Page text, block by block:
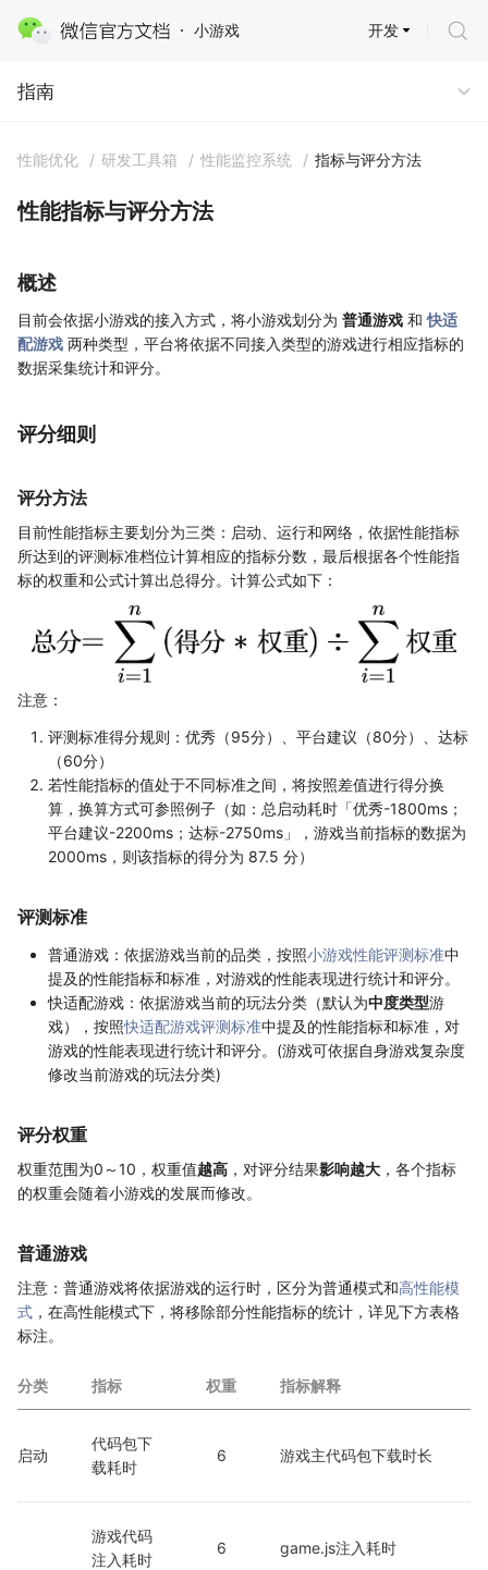
小游戏
指南
开发
指南
性能优化 / 研发工具箱 / 性能监控系统 / 指标与评分方法
性能指标与评分方法
概述
目前会依据小游戏的接入方式，将小游戏划分为 普通游戏 和快适
配游戏 两种类型，平台将依据不同接入类型的游戏进行相应指标的
数据采集统计和评分。
评分细则
评分方法
目前性能指标主要划分为三类：启动、运行和网络，依据性能指标
所达到的评测标准档位计算相应的指标分数，最后根据各个性能指
标的权重和公式计算出总得分。计算公式如下：
注意：
评测标准得分规则：优秀（95分）、平台建议（80分）、达标
（60分）
若性能指标的值处于不同标准之间，将按照差值进行得分换
算，换算方式可参照例子（如：总启动耗时「优秀-1800ms；
平台建议-2200ms；达标-2750ms」，游戏当前指标的数据为
2000ms，则该指标的得分为 87.5 分）
评测标准
普通游戏：依据游戏当前的品类，按照小游戏性能评测标准中
提及的性能指标和标准，对游戏的性能表现进行统计和评分。
快适配游戏：依据游戏当前的玩法分类（默认为中度类型游
戏），按照快适配游戏评测标准中提及的性能指标和标准，对
游戏的性能表现进行统计和评分。(游戏可依据自身游戏复杂度
修改当前游戏的玩法分类)
评分权重
权重范围为0～10，权重值越高 ，对评分结果影响越大 ，各个指标
的权重会随着小游戏的发展而修改。
普通游戏
注意：普通游戏将依据游戏的运行时，区分为普通模式和高性能模
式 ，在高性能模式下，将移除部分性能指标的统计，详见下方表格
标注。
分类 指标 权重 指标解释
启动
代码包下
载耗时
6 游戏主代码包下载时长
游戏代码
注入耗时
6 game.js注入耗时